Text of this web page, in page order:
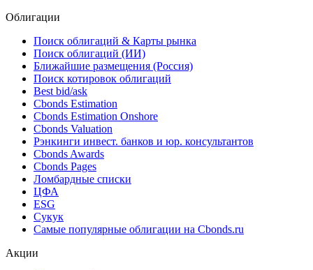
Облигации
Поиск облигаций & Карты рынка
Поиск облигаций (ИИ)
Ближайшие размещения (Россия)
Поиск котировок облигаций
Best bid/ask
Cbonds Estimation
Cbonds Estimation Onshore
Cbonds Valuation
Рэнкинги инвест. банков и юр. консультантов
Cbonds Awards
Cbonds Pages
Ломбардные списки
ЦФА
ESG
Сукук
Самые популярные облигации на Cbonds.ru
Акции